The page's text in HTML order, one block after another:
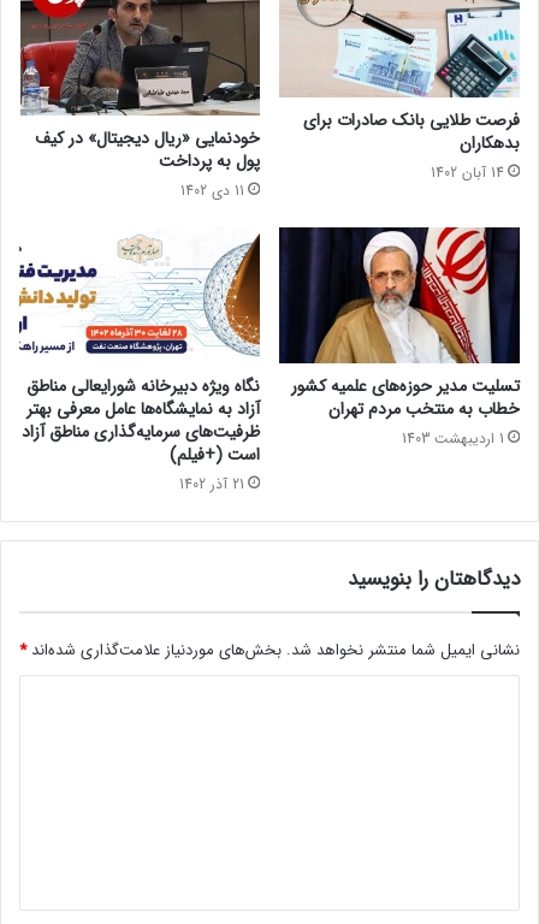
فرصت طلایی بانک صادرات برای
بدهکاران
14 آبان 1402
خودنمایی «ریال دیجیتال» در کیف
پول به پرداخت
11 دی 1402
تسلیت مدیر حوزه‌های علمیه کشور
خطاب به منتخب مردم تهران
1 اردیبهشت 1403
نگاه ویژه دبیرخانه شورایعالی مناطق
آزاد به نمایشگاه‌ها عامل معرفی بهتر
ظرفیت‌های سرمایه‌گذاری مناطق آزاد
است (+فیلم)
21 آذر 1402
دیدگاهتان را بنویسید
نشانی ایمیل شما منتشر نخواهد شد. بخش‌های موردنیاز علامت‌گذاری شده‌اند*
*